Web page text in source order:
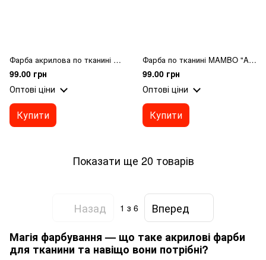
Фарба акрилова по тканині MAMBO "ART Kompozit", 50 мл (54 золотий)
99.00 грн
Оптові ціни
Купити
Фарба по тканині MAMBO "ART Kompozit", 50 мл (57 блакитна лагуна)
99.00 грн
Оптові ціни
Купити
Показати ще 20 товарів
Назад 1 з 6
Вперед
Магія фарбування — що таке акрилові фарби
для тканини та навіщо вони потрібні?